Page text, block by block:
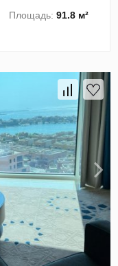
Площадь:91.8 м²